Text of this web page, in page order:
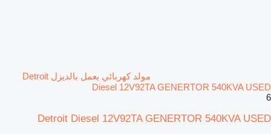
مولد كهربائي يعمل بالديزل Detroit
Diesel 12V92TA GENERTOR 540KVA USED
6
Detroit Diesel 12V92TA GENERTOR 540KVA USED